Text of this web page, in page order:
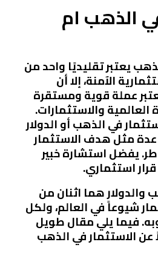
الذهب ام
يعتبر تقليديًا واحد من
الآمنة، إلا أن
عملة قوية ومستقرة
والاستثمارات.
في الذهب أو الدولار
مثل هدف الاستثمار
يفضل استشارة خبير
استثماري.
والدولار هما اثنان من
شيوعاً في العالم، ولكل
فيما يلي مقال طويل
عن الاستثمار في الذهب